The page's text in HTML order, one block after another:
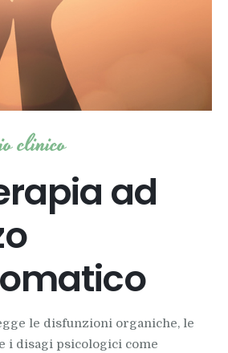
clinico
ad
le disfunzioni organiche, le
i disagi psicologici come